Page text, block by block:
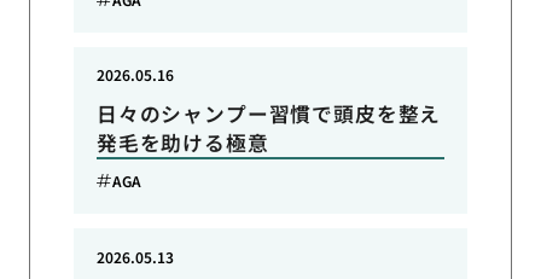
日々のシャンプー習慣で頭皮を整え
発毛を助ける極意
2026.05.16
AGA
2026.05.13